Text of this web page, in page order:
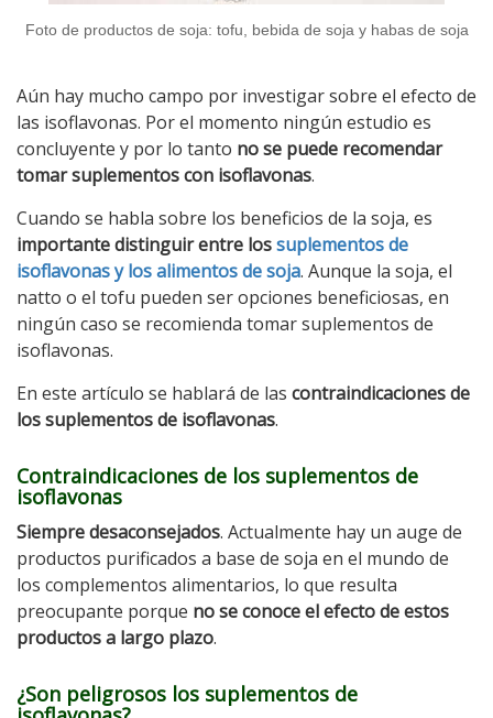
Foto de productos de soja: tofu, bebida de soja y habas de soja
Aún hay mucho campo por investigar sobre el efecto de
las isoflavonas. Por el momento ningún estudio es
concluyente y por lo tanto no se puede recomendar
tomar suplementos con isoflavonas.
Cuando se habla sobre los beneficios de la soja, es
importante distinguir entre lossuplementos de
isoflavonas y los alimentos de soja. Aunque la soja, el
natto o el tofu pueden ser opciones beneficiosas, en
ningún caso se recomienda tomar suplementos de
isoflavonas.
En este artículo se hablará de las contraindicaciones de
los suplementos de isoflavonas.
Contraindicaciones de los suplementos de
isoflavonas
Siempre desaconsejados. Actualmente hay un auge de
productos purificados a base de soja en el mundo de
los complementos alimentarios, lo que resulta
preocupante porque no se conoce el efecto de estos
productos a largo plazo.
¿Son peligrosos los suplementos de